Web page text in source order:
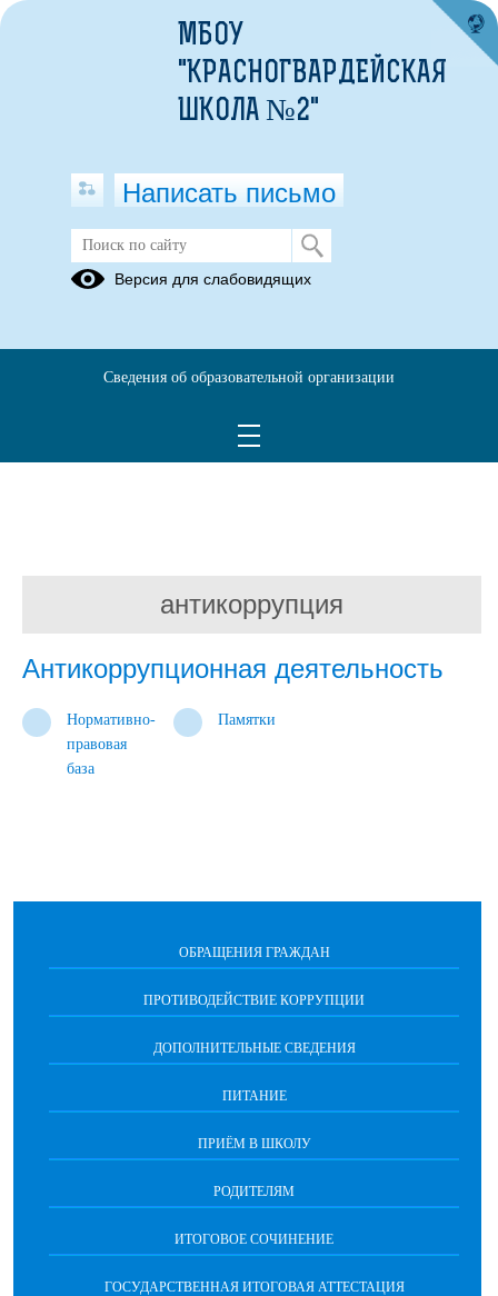
антикоррупция
Антикоррупционная деятельность
Нормативно-
правовая
база
Памятки
ОБРАЩЕНИЯ ГРАЖДАН
ПРОТИВОДЕЙСТВИЕ КОРРУПЦИИ
ДОПОЛНИТЕЛЬНЫЕ СВЕДЕНИЯ
ПИТАНИЕ
ПРИЁМ В ШКОЛУ
РОДИТЕЛЯМ
ИТОГОВОЕ СОЧИНЕНИЕ
ГОСУДАРСТВЕННАЯ ИТОГОВАЯ АТТЕСТАЦИЯ
МБОУ
"КРАСНОГВАРДЕЙСКАЯ
ШКОЛА №2"
Написать письмо
Версия для слабовидящих
Сведения об образовательной организации